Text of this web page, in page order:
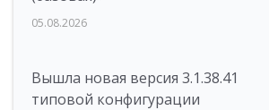
05.08.2026
Вышла новая версия 3.1.38.41
типовой конфигурации